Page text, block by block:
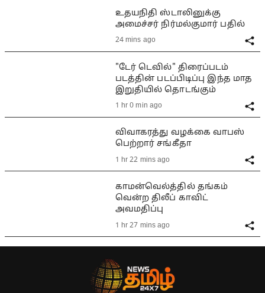
உதயநிதி ஸ்டாலினுக்கு
அமைச்சர் நிர்மல்குமார் பதில்
24 mins ago
"டேர் டெவில்" திரைப்படம்
படத்தின் படப்பிடிப்பு இந்த மாத
இறுதியில் தொடங்கும்
1 hr 0 min ago
விவாகரத்து வழக்கை வாபஸ்
பெற்றார் சங்கீதா
1 hr 22 mins ago
காமன்வெல்த்தில் தங்கம்
வென்ற திலீப் காவிட்
அவமதிப்பு
1 hr 27 mins ago